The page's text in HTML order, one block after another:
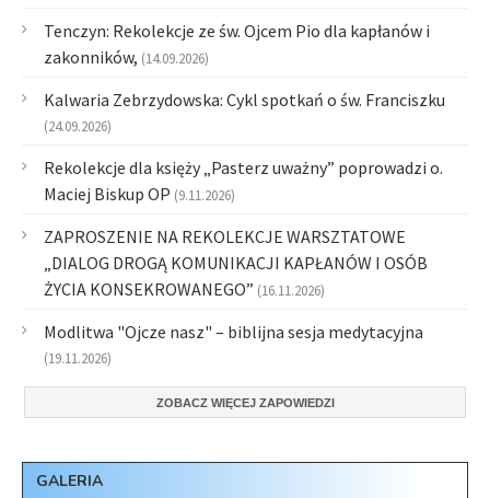
Tenczyn: Rekolekcje ze św. Ojcem Pio dla kapłanów i
zakonników, (14.09.2026)
Kalwaria Zebrzydowska: Cykl spotkań o św. Franciszku
(24.09.2026)
Rekolekcje dla księży „Pasterz uważny” poprowadzi o.
Maciej Biskup OP (9.11.2026)
ZAPROSZENIE NA REKOLEKCJE WARSZTATOWE
„DIALOG DROGĄ KOMUNIKACJI KAPŁANÓW I OSÓB
ŻYCIA KONSEKROWANEGO” (16.11.2026)
Modlitwa "Ojcze nasz" – biblijna sesja medytacyjna
(19.11.2026)
ZOBACZ WIĘCEJ ZAPOWIEDZI
GALERIA